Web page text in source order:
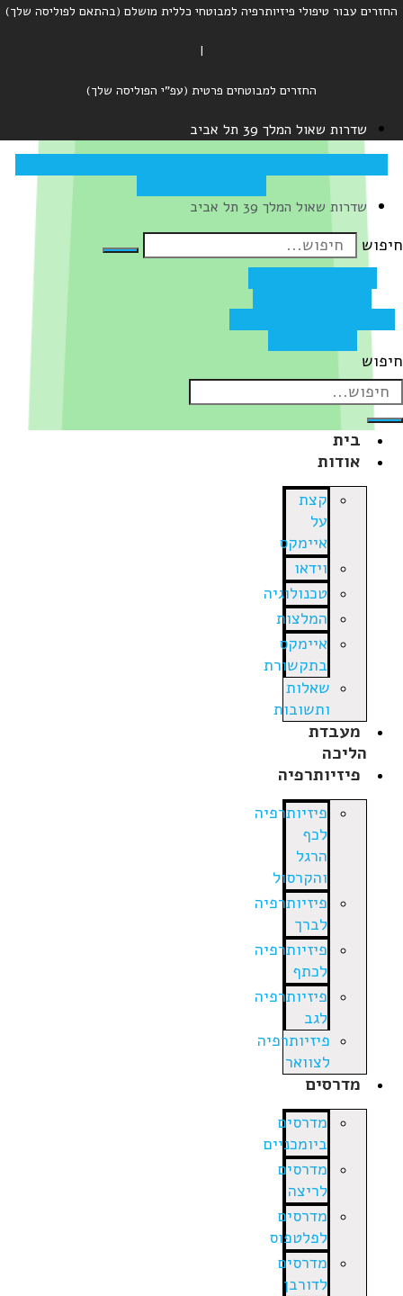
החזרים עבור טיפולי פיזיותרפיה למבוטחי כללית מושלם (בהתאם לפוליסה שלך)
החזרים למבוטחים פרטית (עפ"י הפוליסה שלך)
שדרות שאול המלך 39 תל אביב
שדרות שאול המלך 39 תל אביב
בית
אודות
קצת
על
איימקס
וידאו
טכנולוגיה
המלצות
איימקס
בתקשורת
שאלות
ותשובות
מעבדת
הליכה
פיזיותרפיה
פיזיותרפיה
לכף
הרגל
והקרסול
פיזיותרפיה
לברך
פיזיותרפיה
לכתף
פיזיותרפיה
לגב
פיזיותרפיה
לצוואר
מדרסים
מדרסים
ביומכניים
מדרסים
לריצה
מדרסים
לפלטפוס
מדרסים
לדורבן